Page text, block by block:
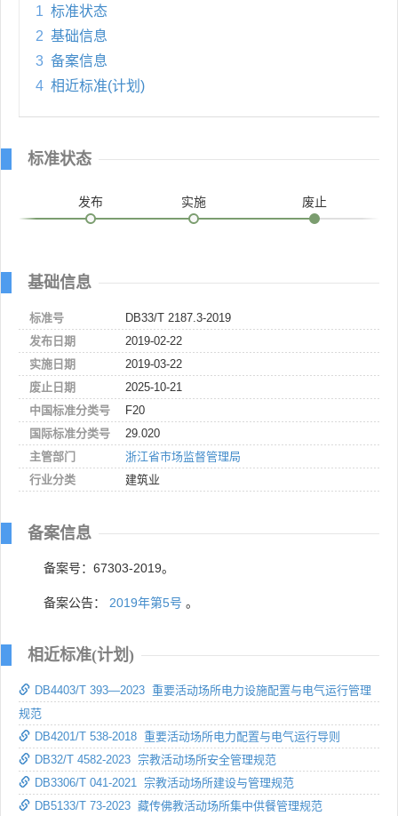
1 标准状态
2 基础信息
3 备案信息
4 相近标准(计划)
标准状态
发布 实施 废止
基础信息
标准号
DB33/T 2187.3-2019
发布日期
2019-02-22
实施日期
2019-03-22
废止日期
2025-10-21
中国标准分类号
F20
国际标准分类号
29.020
主管部门
浙江省市场监督管理局
行业分类
建筑业
备案信息
备案号：67303-2019。
备案公告： 2019年第5号 。
相近标准(计划)
DB4403/T 393—2023 重要活动场所电力设施配置与电气运行管理
规范
DB4201/T 538-2018 重要活动场所电力配置与电气运行导则
DB32/T 4582-2023 宗教活动场所安全管理规范
DB3306/T 041-2021 宗教活动场所建设与管理规范
DB5133/T 73-2023 藏传佛教活动场所集中供餐管理规范